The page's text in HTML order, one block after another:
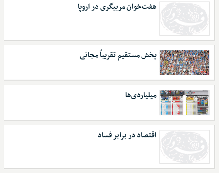
هفت‌خوان مربیگری در اروپا
پخش مستقیم تقریباً مجانی
میلیاردی‌ها
اقتصاد در برابر فساد